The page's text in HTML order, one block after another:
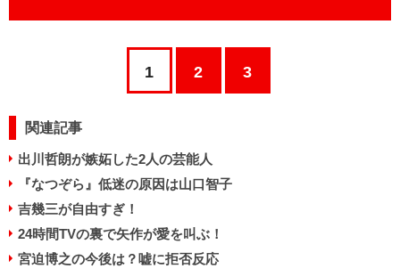
1 2 3
関連記事
出川哲朗が嫉妬した2人の芸能人
『なつぞら』低迷の原因は山口智子
吉幾三が自由すぎ！
24時間TVの裏で矢作が愛を叫ぶ！
宮迫博之の今後は？嘘に拒否反応